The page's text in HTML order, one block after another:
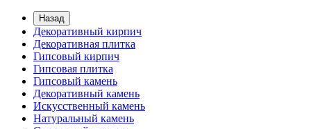
Назад
Декоративный кирпич
Декоративная плитка
Гипсовый кирпич
Гипсовая плитка
Гипсовый камень
Декоративный камень
Искусственный камень
Натуральный камень